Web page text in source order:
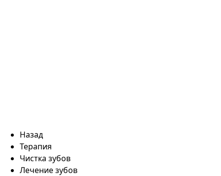
Назад
Терапия
Чистка зубов
Лечение зубов